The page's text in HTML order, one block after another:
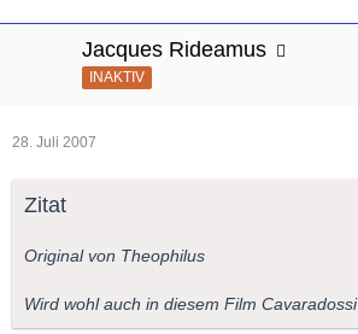
Jacques Rideamus
INAKTIV
28. Juli 2007
Zitat
Original von Theophilus
Wird wohl auch in diesem Film